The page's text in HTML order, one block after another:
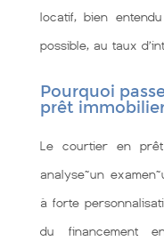
locatif, bien
possible, au taux
Pourquoi
prêt
Le courtier en prêt
analyse~un
à forte
du financement